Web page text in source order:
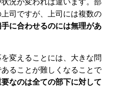
司ですが、上司には複数の
に合わせるのには無理があ
変えることには、大きな問
ることが難しくなることで
なのは全ての部下に対して